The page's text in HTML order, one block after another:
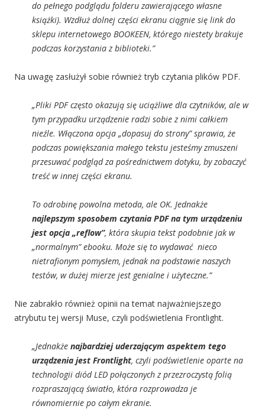
do pełnego podglądu folderu zawierającego własne
książki). Wzdłuż dolnej części ekranu ciągnie się link do
sklepu internetowego BOOKEEN, którego niestety brakuje
podczas korzystania z biblioteki.”
Na uwagę zasłużył sobie również tryb czytania plików PDF.
„Pliki PDF często okazują się uciążliwe dla czytników, ale w
tym przypadku urządzenie radzi sobie z nimi całkiem
nieźle. Włączona opcja „dopasuj do strony” sprawia, że
podczas powiększania małego tekstu jesteśmy zmuszeni
przesuwać podgląd za pośrednictwem dotyku, by zobaczyć
treść w innej części ekranu.
To odrobinę powolna metoda, ale OK. Jednakże
najlepszym sposobem czytania PDF na tym urządzeniu
jest opcja „reflow”, która skupia tekst podobnie jak w
„normalnym” ebooku. Może się to wydawać nieco
nietrafionym pomysłem, jednak na podstawie naszych
testów, w dużej mierze jest genialne i użyteczne.”
Nie zabrakło również opinii na temat najważniejszego
atrybutu tej wersji Muse, czyli podświetlenia Frontlight.
„Jednakże najbardziej uderzającym aspektem tego
urządzenia jest Frontlight, czyli podświetlenie oparte na
technologii diód LED połączonych z przezroczystą folią
rozpraszającą światło, która rozprowadza je
równomiernie po całym ekranie.